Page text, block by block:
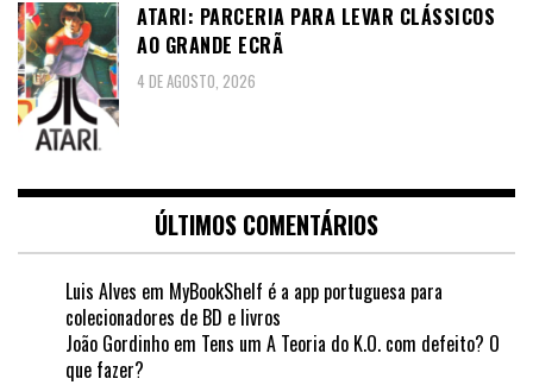
ATARI: PARCERIA PARA LEVAR CLÁSSICOS
AO GRANDE ECRÃ
4 DE AGOSTO, 2026
ÚLTIMOS COMENTÁRIOS
Luis Alves em MyBookShelf é a app portuguesa para
colecionadores de BD e livros
João Gordinho em Tens um A Teoria do K.O. com defeito? O
que fazer?